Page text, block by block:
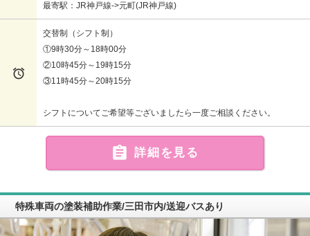
最寄駅：JR神戸線->元町(JR神戸線)

交替制（シフト制）
①9時30分～18時00分
②10時45分～19時15分
③11時45分～20時15分
シフトについてご希望等ございましたら一度ご相談ください。
 詳細を見る
特殊車両の塗装補助作業/三田市内/送迎バスあり